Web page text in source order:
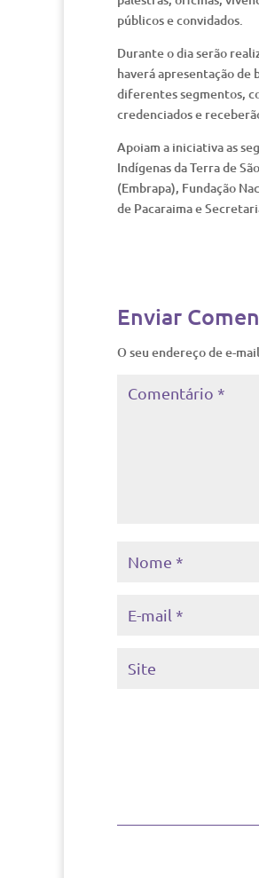
públicos e convidados.
Durante o dia serão
haverá apresentação de
diferentes segmentos,
credenciados e
Apoiam a iniciativa as
Indígenas da Terra de
(Embrapa), Fundação
de Pacaraima e
Enviar
O seu endereço de e-